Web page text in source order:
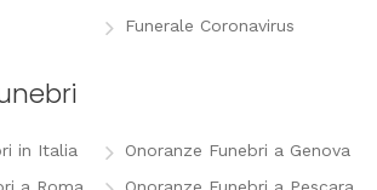
Funerale Coronavirus
in Italia
Onoranze Funebri a Genova